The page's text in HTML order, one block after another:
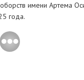
имени Артема
года.